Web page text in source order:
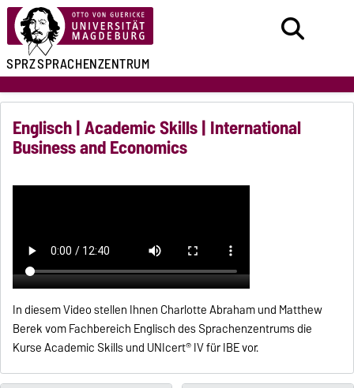
SPRZSPRACHENZENTRUM
Englisch | Academic Skills | International
Business and Economics
In diesem Video stellen Ihnen Charlotte Abraham und Matthew
Berek vom Fachbereich Englisch des Sprachenzentrums die
Kurse Academic Skills und UNIcert® IV für IBE vor.